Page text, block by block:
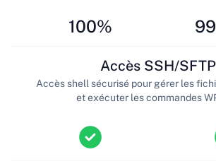
100%
Accès SSH/SFTP
Accès shell sécurisé pour gérer les
et exécuter les commandes